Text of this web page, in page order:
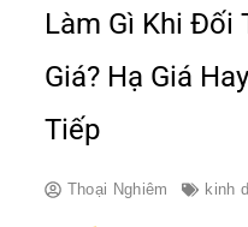
Làm Gì Khi Đối
Giá? Hạ Giá
Tiếp
Thoại Nghiêm kinh